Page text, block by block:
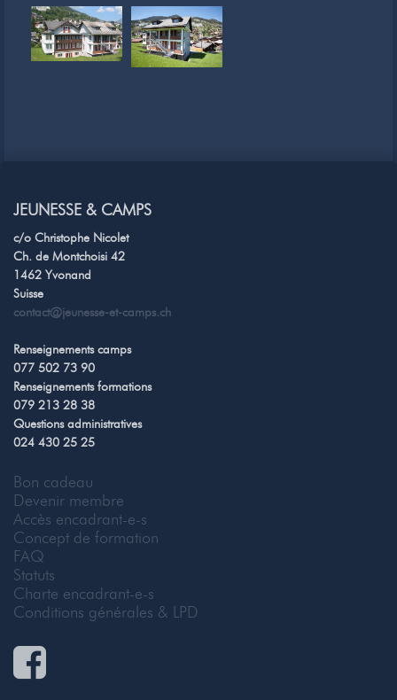
JEUNESSE & CAMPS
c/o Christophe Nicolet
Ch. de Montchoisi 42
1462 Yvonand
Suisse
contact@jeunesse-et-camps.ch
Renseignements camps
077 502 73 90
Renseignements formations
079 213 28 38
Questions administratives
024 430 25 25
Bon cadeau
Devenir membre
Accès encadrant-e-s
Concept de formation
FAQ
Statuts
Charte encadrant-e-s
Conditions générales & LPD